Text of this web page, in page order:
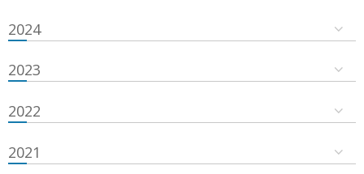
2024
2023
2022
2021